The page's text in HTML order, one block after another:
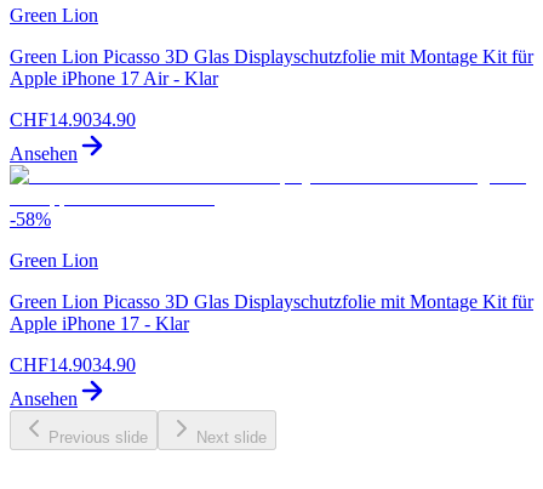
Green Lion
Green Lion Picasso 3D Glas Displayschutzfolie mit Montage Kit für
Apple iPhone 17 Air - Klar
CHF14.9034.90
Ansehen
-58%
Green Lion
Green Lion Picasso 3D Glas Displayschutzfolie mit Montage Kit für
Apple iPhone 17 - Klar
CHF14.9034.90
Ansehen
Previous slide Next slide